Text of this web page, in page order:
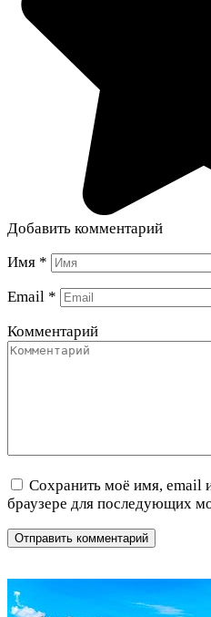
Добавить комментарий
Имя *
Email *
Комментарий
Сохранить моё имя, email
браузере для последующих